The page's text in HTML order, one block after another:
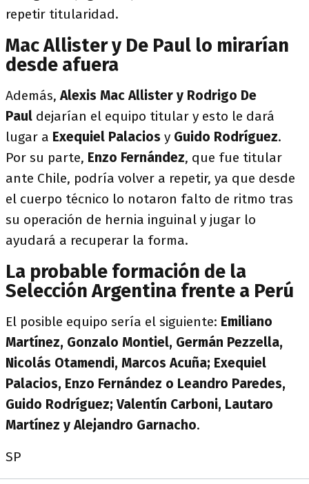
repetir titularidad.
Mac Allister y De Paul lo mirarían
desde afuera
Además,Alexis Mac Allister y Rodrigo De
Paul dejarían el equipo titular y esto le dará
lugar a Exequiel Palacios y Guido Rodríguez.
Por su parte, Enzo Fernández, que fue titular
ante Chile, podría volver a repetir, ya que desde
el cuerpo técnico lo notaron falto de ritmo tras
su operación de hernia inguinal y jugar lo
ayudará a recuperar la forma.
La probable formación de la
Selección Argentina frente a Perú
El posible equipo sería el siguiente: Emiliano
Martínez, Gonzalo Montiel, Germán Pezzella,
Nicolás Otamendi, Marcos Acuña; Exequiel
Palacios, Enzo Fernández o Leandro Paredes,
Guido Rodríguez; Valentín Carboni, Lautaro
Martínez y Alejandro Garnacho.
SP